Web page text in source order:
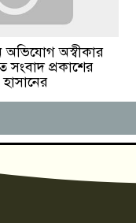
অভিযোগ অস্বীকার
সংবাদ প্রকাশের